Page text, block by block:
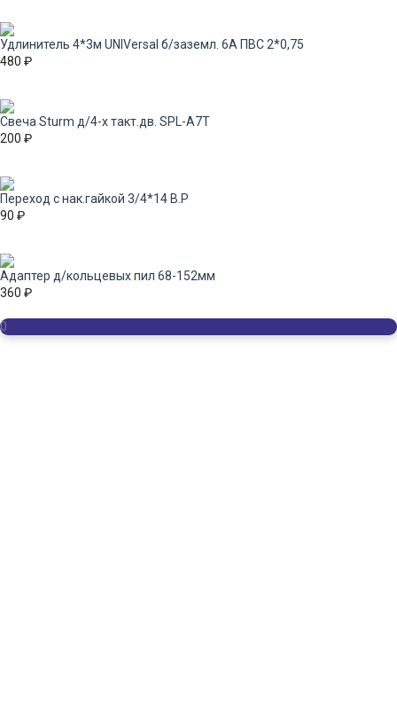
Удлинитель 4*3м UNIVersal б/заземл. 6А ПВС 2*0,75
480 ₽
Свеча Sturm д/4-х такт.дв. SPL-А7T
200 ₽
Переход с нак.гайкой 3/4*14 В.Р
90 ₽
Адаптер д/кольцевых пил 68-152мм
360 ₽
0